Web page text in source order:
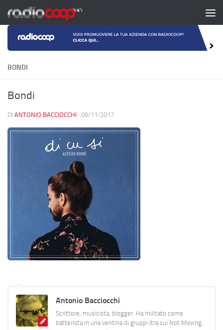
Salta al contenuto
BONDI
Bondi
DI ANTONIO BACCIOCCHI · 09/11/2017
Antonio Bacciocchi
Scrittore, musicista, blogger. Ha militato come
batterista in una ventina di gruppi (tra cui Not Moving,